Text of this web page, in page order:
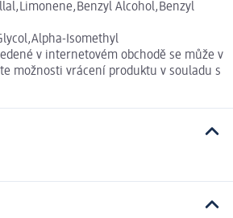
Alcohol,Benzyl
Isomethyl
v internetovém obchodě se může v
možnosti vrácení produktu v souladu s